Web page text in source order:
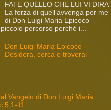
FATE QUELLO CHE LUI VI DIRA’
La forza di quell’avvenga per me
di Don Luigi Maria Epicoco
percorso perché i...
Don Luigi Maria Epicoco -
Desidera, cerca e troverai
Vangelo di Don Luigi Maria
5,1-11